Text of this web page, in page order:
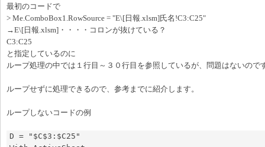
最初のコードで
> Me.ComboBox1.RowSource = "E\[日報.xlsm]氏名!C3:C25"
→E\[日報.xlsm]・・・・コロンが抜けている？
C3:C25
と指定しているのに
ループ処理の中では１行目～３０行目を参照しているが、問題はないので
ループせずに処理できるので、参考までに紹介します。
ループしないコードの例
D = "$C$3:$C25"